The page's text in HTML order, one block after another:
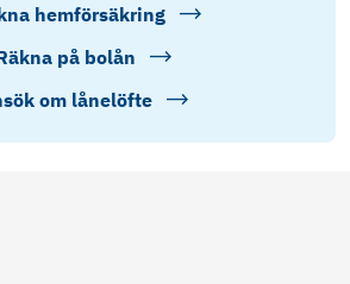
hemförsäkring
på bolån
om lånelöfte